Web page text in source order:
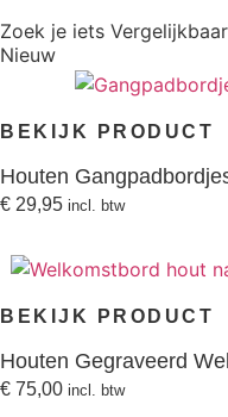
Zoek je iets
Nieuw
BEKIJK PRODUCT
Houten
€ 29,95 incl. btw
BEKIJK PRODUCT
Houten Gegraveerd
€ 75,00 incl. btw